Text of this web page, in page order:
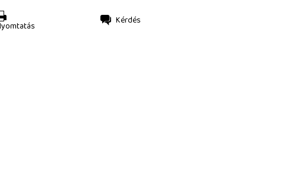
Kérdés